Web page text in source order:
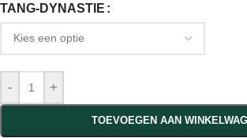
TANG-DYNASTIE
- +
TOEVOEGEN AAN